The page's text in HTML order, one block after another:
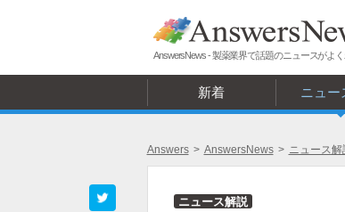
AnswersNews - 製薬業界で話題のニュースがよ
新着 ニュー
Answers > AnswersNews > ニュース解
ニュース解説